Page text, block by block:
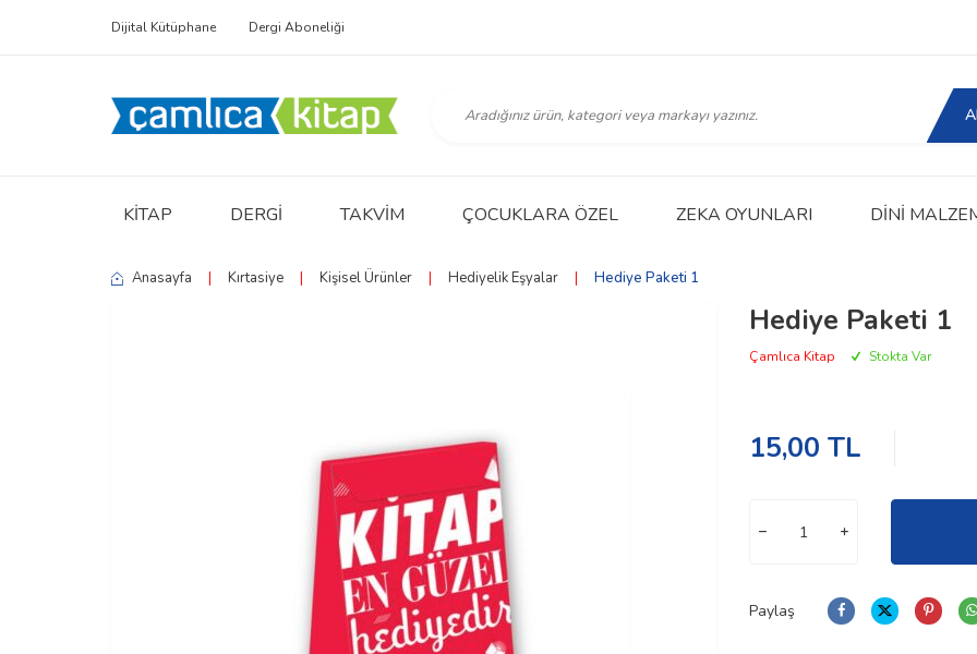
Dijital Kütüphane Dergi Aboneliği
KITAP DERGI TAKVIM ÇOCUKLARA ÖZEL ZEKA OYUNLARI DINI
Anasayfa | Kırtasiye | Kişisel Ürünler | Hediyelik Eşyalar | Hediye Paketi 1
Hediye Paketi 1
Çamlıca Kitap Stokta Var
15,00 TL
Paylaş